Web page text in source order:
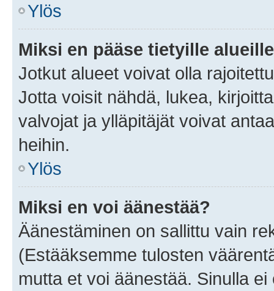
Ylös
Miksi en pääse tietyille
Jotkut alueet voivat olla
Jotta voisit nähdä, lukea,
valvojat ja ylläpitäjät voivat
heihin.
Ylös
Miksi en voi äänestää?
Äänestäminen on sallittu vain
(Estääksemme tulosten
mutta et voi äänestää. Sinulla